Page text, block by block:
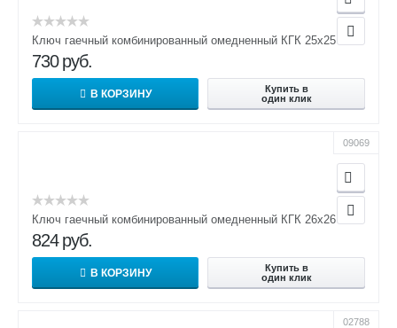
Ключ гаечный комбинированный омедненный КГК 25х25
730 руб.
В КОРЗИНУ
Купить в
один клик
09069
Ключ гаечный комбинированный омедненный КГК 26х26
824 руб.
В КОРЗИНУ
Купить в
один клик
02788